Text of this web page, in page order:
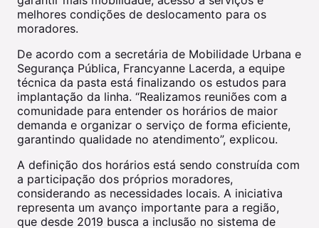
melhores condições de deslocamento para os
moradores.
De acordo com a secretária de Mobilidade Urbana e
Segurança Pública, Francyanne Lacerda, a equipe
técnica da pasta está finalizando os estudos para
implantação da linha. “Realizamos reuniões com a
comunidade para entender os horários de maior
demanda e organizar o serviço de forma eficiente,
garantindo qualidade no atendimento”, explicou.
A definição dos horários está sendo construída com
a participação dos próprios moradores,
considerando as necessidades locais. A iniciativa
representa um avanço importante para a região,
que desde 2019 busca a inclusão no sistema de